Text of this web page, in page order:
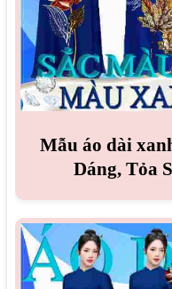
Mẫu áo dài
Dáng, Tỏa